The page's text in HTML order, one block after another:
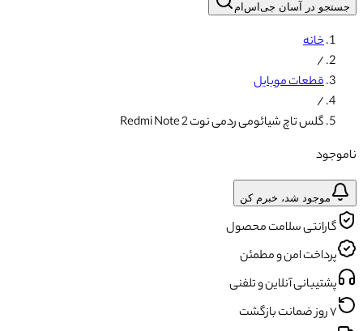
جستجو در آسان جی‌اس‌ام
خانه
/
قطعات موبایل
/
گلس تاچ شیائومی ردمی نوت‌‌ 2 Redmi Note
ناموجود
موجود شد، خبرم کن
گارانتی سلامت محصول
پرداخت امن و مطمئن
پشتیبانی آنلاین و تلفنی
۷ روز ضمانت بازگشت